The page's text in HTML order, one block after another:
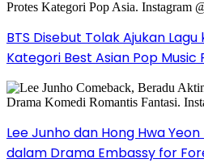
BTS Disebut Tolak Ajukan
Kategori Best Asian Pop
Lee Junho dan Hong Hwa
dalam Drama Embassy for